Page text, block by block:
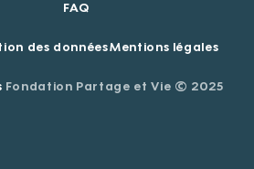
FAQ
des donnéesMentions légales
Fondation Partage et Vie © 2025